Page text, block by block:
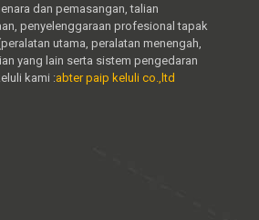
dan pemasangan, talian
penyelenggaraan profesional tapak
utama, peralatan menengah,
yang lain serta sistem pengedaran
kami :abter paip keluli co.,ltd